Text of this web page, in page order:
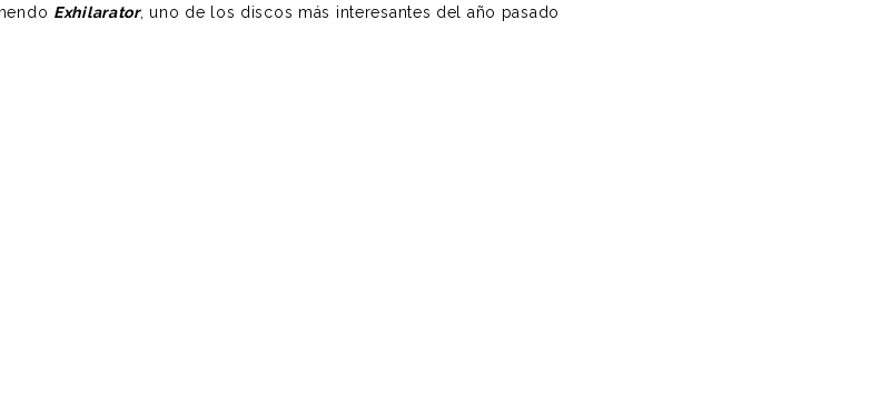
Exhilarator, uno de los discos más interesantes del año pasado